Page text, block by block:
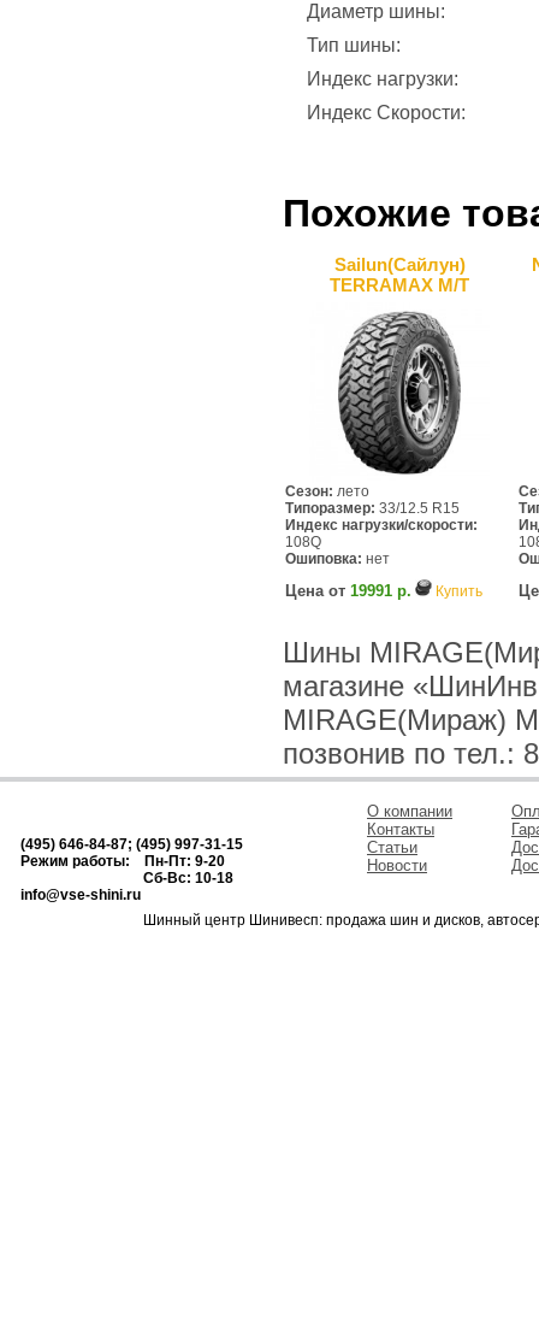
Диаметр шины:
Тип шины:
Индекс нагрузки:
Индекс Скорости:
Похожие
Sailun(Сайлун)
TERRAMAX M/T
Сезон: лето
Типоразмер: 33/12.5 R15
Индекс нагрузки/скорости:
108Q
Ошиповка: нет
Цена от 19991 р. Купить
Шины
магазине
MIRAGE(Мираж)
позвонив по тел.:
(495) 646-84-87; (495) 997-31-15
Режим работы: Пн-Пт: 9-20
Сб-Вс: 10-18
info@vse-shini.ru
О компании
Контакты
Статьи
Новости
Шинный центр Шинивесп: продажа шин и дисков,